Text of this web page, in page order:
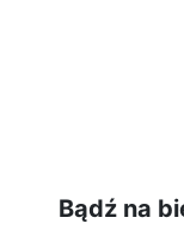
Bądź na